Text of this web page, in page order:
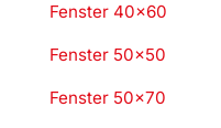
Fenster 40×60
Fenster 50×50
Fenster 50×70